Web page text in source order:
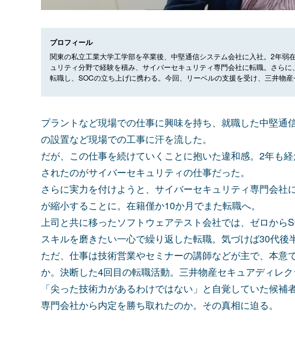
プロフィール
関東の私立工業大学工学部を卒業後、中堅通信システム会社に入社。2年弱
ュリティ分野で経験を積み、サイバーセキュリティ専門会社に転職。さら
転職し、SOCの立ち上げに携わる。今回、リーベルの支援を受け、三井物
プラントなど現場での仕事に興味を持ち、就職した中堅
の設置など現場での工事に汗を流した。
だが、この仕事を続けていくことに抱いた違和感。2年も
されたのがサイバーセキュリティの仕事だった。
さらに実力を付けようと、サイバーセキュリティ専門会社
が縮小することに。在籍僅か10か月でまた転職へ。
上司と共に移ったソフトウェアテスト会社では、ゼロから
スキルを磨きたい一心で繰り返した転職。気づけば30代後
ただ、仕事は技術営業やセミナーの講師などが主で、本意
か。決断した4回目の転職活動。三井物産セキュアディレク
「尖った技術力があるわけではない」と自覚していた候
専門会社から内定を勝ち取れたのか。その真相に迫る。